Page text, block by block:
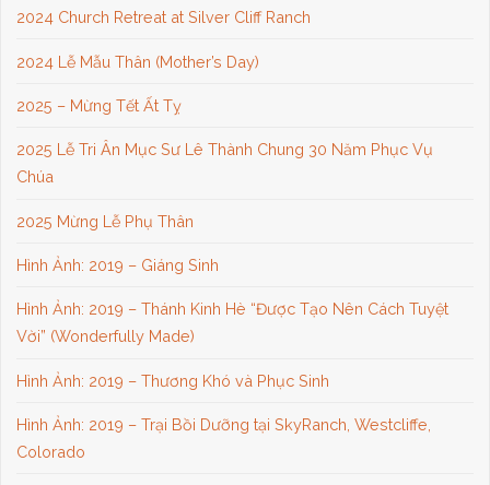
2024 Church Retreat at Silver Cliff Ranch
2024 Lễ Mẫu Thân (Mother’s Day)
2025 – Mừng Tết Ất Tỵ
2025 Lễ Tri Ân Mục Sư Lê Thành Chung 30 Năm Phục Vụ
Chúa
2025 Mừng Lễ Phụ Thân
Hình Ảnh: 2019 – Giáng Sinh
Hình Ảnh: 2019 – Thánh Kinh Hè “Được Tạo Nên Cách Tuyệt
Vời” (Wonderfully Made)
Hình Ảnh: 2019 – Thương Khó và Phục Sinh
Hình Ảnh: 2019 – Trại Bồi Dưỡng tại SkyRanch, Westcliffe,
Colorado